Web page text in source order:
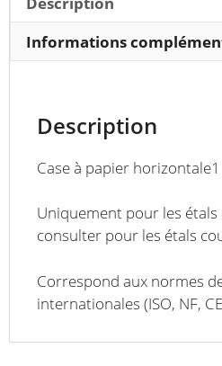
Informations
Description
Case à papier
Uniquement pour les
consulter pour les étals
Correspond aux normes
internationales (ISO, NF,